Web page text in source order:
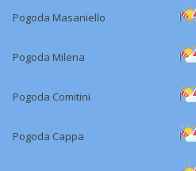
Pogoda Masaniello
Pogoda Milena
Pogoda Comitini
Pogoda Cappa